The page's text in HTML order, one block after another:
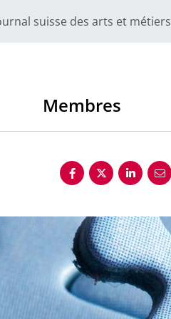
suisse des arts et métiers
Membres